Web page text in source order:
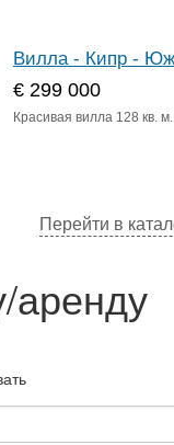
Вилла - Кипр -
€ 299 000
Красивая вилла 128 кв.
Перейти в
аренду